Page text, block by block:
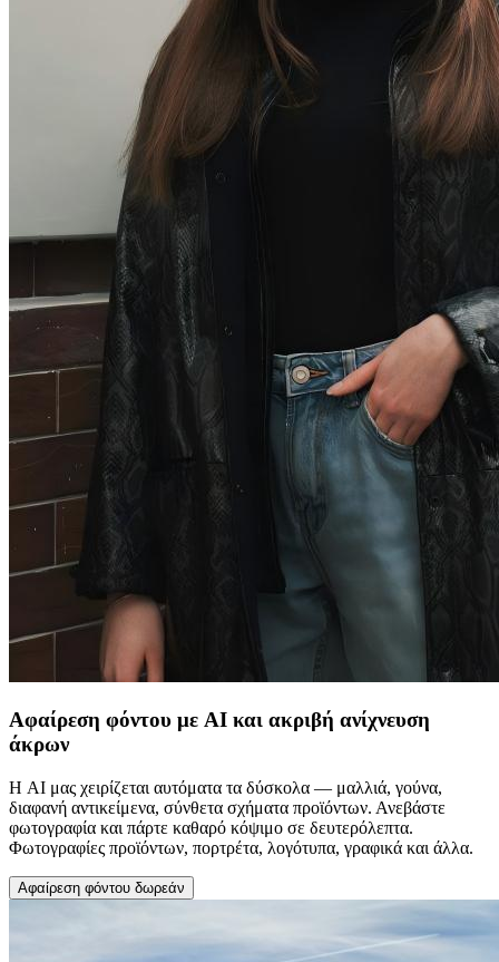
Αφαίρεση φόντου με AI και ακριβή ανίχνευση
άκρων
Η AI μας χειρίζεται αυτόματα τα δύσκολα — μαλλιά, γούνα,
διαφανή αντικείμενα, σύνθετα σχήματα προϊόντων. Ανεβάστε
φωτογραφία και πάρτε καθαρό κόψιμο σε δευτερόλεπτα.
Φωτογραφίες προϊόντων, πορτρέτα, λογότυπα, γραφικά και άλλα.
Αφαίρεση φόντου δωρεάν